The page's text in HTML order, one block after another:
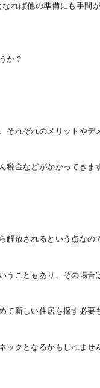
れば他の準備にも手間
か？
れぞれのメリットやデ
税金などがかかってきま
放されるという点なの
こともあり、その場合
新しい住居を探す必要
ックとなるかもしれませ